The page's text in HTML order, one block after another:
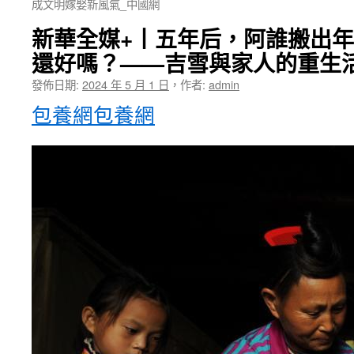
成文明嫁娶新風氣_中國網
新華全媒+丨五年后，阿誰搬出
還好嗎？——吉雪與家人的重生
發佈日期: 2024 年 5 月 1 日 ， 作者: admin
包養網包養網